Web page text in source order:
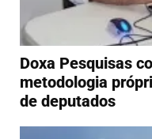
Doxa Pesquisas
metodologia
de deputados